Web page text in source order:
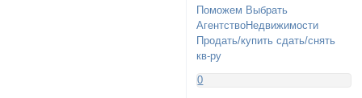
Поможем Выбрать
АгентствоНедвижимости
Продать/купить сдать/снять
кв-ру
0